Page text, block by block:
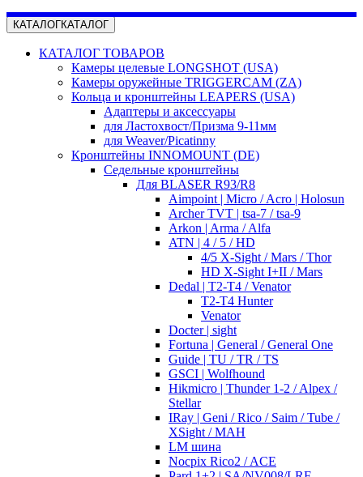
КАТАЛОГКАТАЛОГ
КАТАЛОГ ТОВАРОВ
Камеры целевые LONGSHOT (USA)
Камеры оружейные TRIGGERCAM (ZA)
Кольца и кронштейны LEAPERS (USA)
Адаптеры и аксессуары
для Ластохвост/Призма 9-11мм
для Weaver/Picatinny
Кронштейны INNOMOUNT (DE)
Седельные кронштейны
Для BLASER R93/R8
Aimpoint | Micro / Acro | Holosun
Archer TVT | tsa-7 / tsa-9
Arkon | Arma / Alfa
ATN | 4 / 5 / HD
4/5 X-Sight / Mars / Thor
HD X-Sight I+II / Mars
Dedal | T2-T4 / Venator
T2-T4 Hunter
Venator
Docter | sight
Fortuna | General / General One
Guide | TU / TR / TS
GSCI | Wolfhound
Hikmicro | Thunder 1-2 / Alpex /
Stellar
IRay | Geni / Rico / Saim / Tube /
XSight / MAH
LM шина
Nocpix Rico2 / ACE